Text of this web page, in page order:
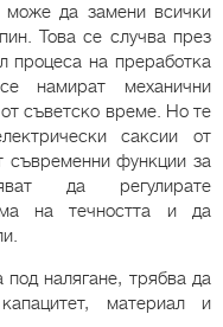
може да замени всички
Това се случва през
процеса на преработка
намират механични
съветско време. Но те
саксии от
съвременни функции за
да регулирате
на течността и да
под налягане, трябва да
материал и